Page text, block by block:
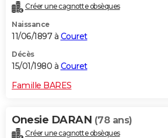
Créer une cagnotte obsèques
Naissance
11/06/1897 à Couret
Décès
15/01/1980 à Couret
Famille BARES
Onesie DARAN (78 ans)
Créer une cagnotte obsèques